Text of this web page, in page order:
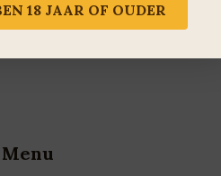
18 JAAR OF OUDER
Menu